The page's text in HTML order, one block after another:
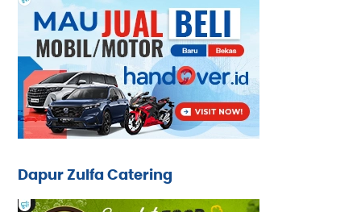
Dapur Zulfa Catering